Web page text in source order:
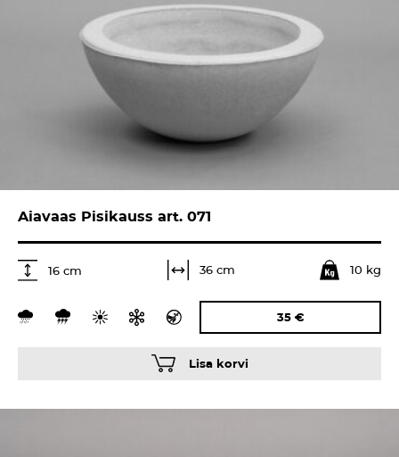
Aiavaas Pisikauss art. 071
16 cm 36 cm 10 kg
35 €
Lisa korvi